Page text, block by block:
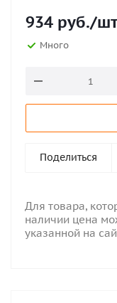
934 руб./
Много
Поделиться
Для товара,
наличии цена
указанной на